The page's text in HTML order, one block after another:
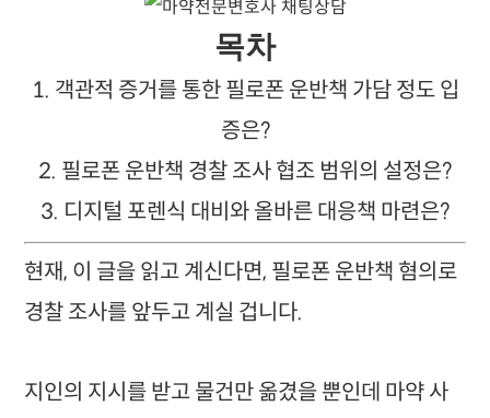
목차
1. 객관적 증거를 통한 필로폰 운반책 가담 정도 입
증은?
2. 필로폰 운반책 경찰 조사 협조 범위의 설정은?
3. 디지털 포렌식 대비와 올바른 대응책 마련은?
현재, 이 글을 읽고 계신다면, 필로폰 운반책 혐의로
경찰 조사를 앞두고 계실 겁니다.
지인의 지시를 받고 물건만 옮겼을 뿐인데 마약 사